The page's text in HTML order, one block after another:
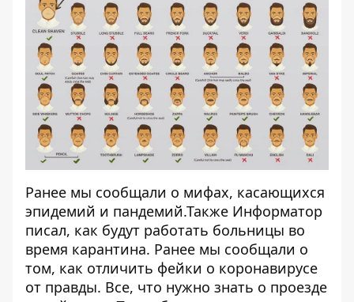
Ранее мы сообщали о мифах, касающихся
эпидемий и пандемий.Также Информатор
писал, как будут работать больницы во
время карантина. Ранее мы сообщали о
том, как отличить фейки о коронавирусе
от правды. Все, что нужно знать о проезде